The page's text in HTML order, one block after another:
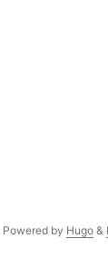
Powered by Hugo &